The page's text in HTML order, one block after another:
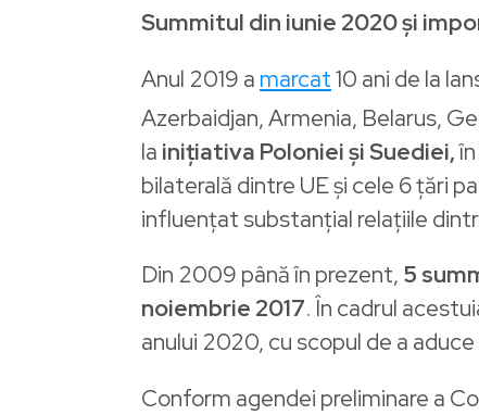
Summitul din iunie 2020 și
Anul 2019 a marcat10 ani de la
Azerbaidjan, Armenia, Belarus,
la inițiativa Poloniei și Suediei,
bilaterală dintre UE și cele 6 țări
influențat substanțial relațiile
Din 2009 până în prezent, 5
noiembrie 2017. În cadrul
anului 2020, cu scopul de a
Conform agendei preliminare a